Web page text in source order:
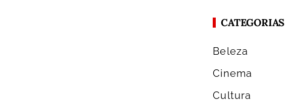
CATEGORIAS
Beleza
Cinema
Cultura